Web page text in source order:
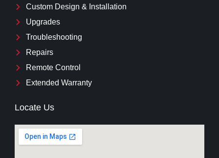
Custom Design & Installation
Upgrades
Troubleshooting
Repairs
Remote Control
Extended Warranty
Locate Us